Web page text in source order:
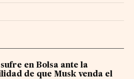
en Twitter
en Bolsa ante la
de que Musk venda el